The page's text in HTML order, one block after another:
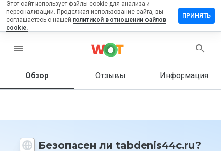
menu
Обзор Отзывы Информация
Безопасен ли tabdenis44c.ru?
на
Как бы
этот
1 до 5?
Этот сайт использует файлы cookie для анализа и
персонализации. Продолжая использование сайта, вы
соглашаетесь с нашей политикой в отношении файлов
cookie.
ПРИНЯТЬ